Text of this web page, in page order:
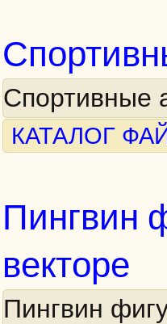
Спортивные
КАТАЛОГ
Пингвин
векторе
Пингвин